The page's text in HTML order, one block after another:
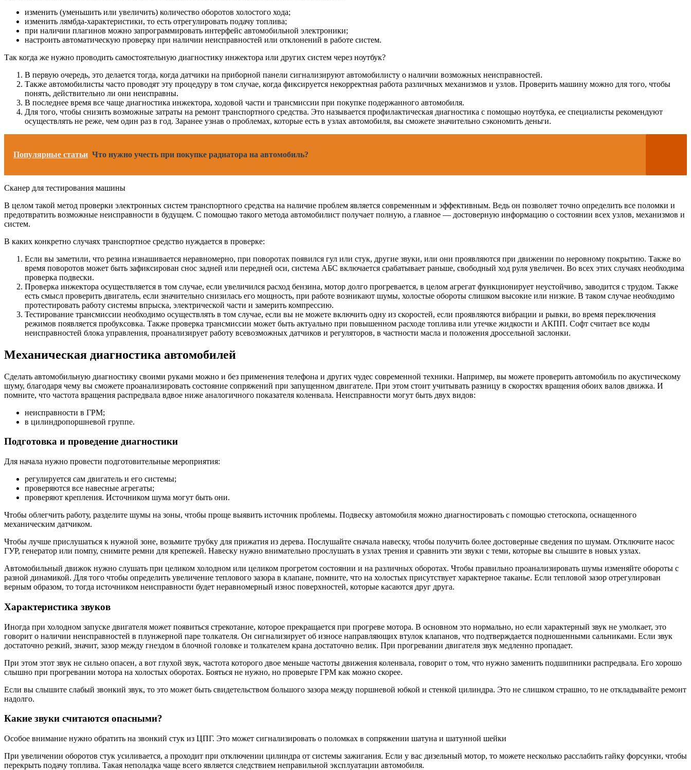
изменить (уменьшить или увеличить) количество оборотов холостого хода;
изменить лямбда-характеристики, то есть отрегулировать подачу топлива;
при наличии плагинов можно запрограммировать интерфейс автомобильной электроники;
настроить автоматическую проверку при наличии неисправностей или отклонений в работе систем.
Так когда же нужно проводить самостоятельную диагностику инжектора или других систем через ноутбук?
В первую очередь, это делается тогда, когда датчики на приборной панели сигнализируют автомобилисту о наличии возможных неисправностей.
Также автомобилисты часто проводят эту процедуру в том случае, когда фиксируется некорректная работа различных механизмов и узлов. Проверить машину можно для того, чтобы
понять, действительно ли они неисправны.
В последнее время все чаще диагностика инжектора, ходовой части и трансмиссии при покупке подержанного автомобиля.
Для того, чтобы снизить возможные затраты на ремонт транспортного средства. Это называется профилактическая диагностика с помощью ноутбука, ее специалисты рекомендуют
осуществлять не реже, чем один раз в год. Заранее узнав о проблемах, которые есть в узлах автомобиля, вы сможете значительно сэкономить деньги.
Популярные статьи Что нужно учесть при покупке радиатора на автомобиль?
Сканер для тестирования машины
В целом такой метод проверки электронных систем транспортного средства на наличие проблем является современным и эффективным. Ведь он позволяет точно определить все поломки и
предотвратить возможные неисправности в будущем. С помощью такого метода автомобилист получает полную, а главное — достоверную информацию о состоянии всех узлов, механизмов и
систем.
В каких конкретно случаях транспортное средство нуждается в проверке:
Если вы заметили, что резина изнашивается неравномерно, при поворотах появился гул или стук, другие звуки, или они проявляются при движении по неровному покрытию. Также во
время поворотов может быть зафиксирован снос задней или передней оси, система АБС включается срабатывает раньше, свободный ход руля увеличен. Во всех этих случаях необходима
проверка подвески.
Проверка инжектора осуществляется в том случае, если увеличился расход бензина, мотор долго прогревается, в целом агрегат функционирует неустойчиво, заводится с трудом. Также
есть смысл проверить двигатель, если значительно снизилась его мощность, при работе возникают шумы, холостые обороты слишком высокие или низкие. В таком случае необходимо
протестировать работу системы впрыска, электрической части и замерить компрессию.
Тестирование трансмиссии необходимо осуществлять в том случае, если вы не можете включить одну из скоростей, если проявляются вибрации и рывки, во время переключения
режимов появляется пробуксовка. Также проверка трансмиссии может быть актуально при повышенном расходе топлива или утечке жидкости и АКПП. Софт считает все коды
неисправностей блока управления, проанализирует работу всевозможных датчиков и регуляторов, в частности масла и положения дроссельной заслонки.
Механическая диагностика автомобилей
Сделать автомобильную диагностику своими руками можно и без применения телефона и других чудес современной техники. Например, вы можете проверить автомобиль по акустическому
шуму, благодаря чему вы сможете проанализировать состояние сопряжений при запущенном двигателе. При этом стоит учитывать разницу в скоростях вращения обоих валов движка. И
помните, что частота вращения распредвала вдвое ниже аналогичного показателя коленвала. Неисправности могут быть двух видов:
неисправности в ГРМ;
в цилиндропоршневой группе.
Подготовка и проведение диагностики
Для начала нужно провести подготовительные мероприятия:
регулируется сам двигатель и его системы;
проверяются все навесные агрегаты;
проверяют крепления. Источником шума могут быть они.
Чтобы облегчить работу, разделите шумы на зоны, чтобы проще выявить источник проблемы. Подвеску автомобиля можно диагностировать с помощью стетоскопа, оснащенного
механическим датчиком.
Чтобы лучше прислушаться к нужной зоне, возьмите трубку для прижатия из дерева. Послушайте сначала навеску, чтобы получить более достоверные сведения по шумам. Отключите насос
ГУР, генератор или помпу, снимите ремни для крепежей. Навеску нужно внимательно прослушать в узлах трения и сравнить эти звуки с теми, которые вы слышите в новых узлах.
Автомобильный движок нужно слушать при целиком холодном или целиком прогретом состоянии и на различных оборотах. Чтобы правильно проанализировать шумы изменяйте обороты с
разной динамикой. Для того чтобы определить увеличение теплового зазора в клапане, помните, что на холостых присутствует характерное таканье. Если тепловой зазор отрегулирован
верным образом, то тогда источником неисправности будет неравномерный износ поверхностей, которые касаются друг друга.
Характеристика звуков
Иногда при холодном запуске двигателя может появиться стрекотание, которое прекращается при прогреве мотора. В основном это нормально, но если характерный звук не умолкает, это
говорит о наличии неисправностей в плунжерной паре толкателя. Он сигнализирует об износе направляющих втулок клапанов, что подтверждается подношенными сальниками. Если звук
достаточно резкий, значит, зазор между гнездом в блочной головке и толкателем крана достаточно велик. При прогревании двигателя звук медленно пропадает.
При этом этот звук не сильно опасен, а вот глухой звук, частота которого двое меньше частоты движения коленвала, говорит о том, что нужно заменить подшипники распредвала. Его хорошо
слышно при прогревании мотора на холостых оборотах. Бояться не нужно, но проверьте ГРМ как можно скорее.
Если вы слышите слабый звонкий звук, то это может быть свидетельством большого зазора между поршневой юбкой и стенкой цилиндра. Это не слишком страшно, то не откладывайте ремонт
надолго.
Какие звуки считаются опасными?
Особое внимание нужно обратить на звонкий стук из ЦПГ. Это может сигнализировать о поломках в сопряжении шатуна и шатунной шейки
При увеличении оборотов стук усиливается, а проходит при отключении цилиндра от системы зажигания. Если у вас дизельный мотор, то можете несколько расслабить гайку форсунки, чтобы
перекрыть подачу топлива. Такая неполадка чаще всего является следствием неправильной эксплуатации автомобиля.